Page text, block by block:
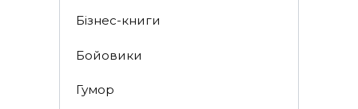
Бізнес-книги
Бойовики
Гумор